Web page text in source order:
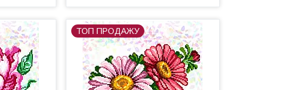
ТОП ПРОДАЖУ